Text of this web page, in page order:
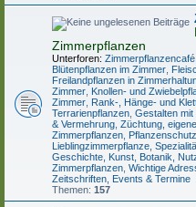
Zimmerpflanzen
Unterforen: Zimmerpflanzencafé
Blütenpflanzen im Zimmer
Freilandpflanzen in
Zimmer Knollen- und
Zimmer Rank-, Hänge- und
Terrarienpflanzen Gestalten mit
& Vermehrung Züchtung,
Zimmerpflanzen
Lieblingzimmerpflanze,
Geschichte, Kunst, Botanik,
Zimmerpflanzen Wichtige
Zeitschriften, Events & Termine
Themen: 157